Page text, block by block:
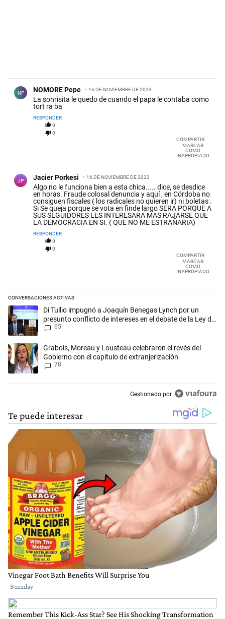
NP NOMORE Pepe 16 DE NOVIEMBRE DE 2023
La sonrisita le quedo de cuando el papa le contaba como
tort ra ba
RESPONDER
0
0
COMPARTIR
MARCAR
COMO
INAPROPIADO
JP Jacier Porkesi 16 DE NOVIEMBRE DE 2023
Algo no le funciona bien a esta chica..... dice, se desdice
en horas. Fraude colosal denuncia y aquí , en Córdoba no
consiguen fiscales ( los radicales no quieren ir) ni boletas .
Si Se queja porque se vota en finde largo SERA PORQUE A
SUS SEGUIDORES LES INTERESARA MAS RAJARSE QUE
LA DEMOCRACIA EN SI. ( QUE NO ME ESTRAÑARIA)
RESPONDER
0
0
COMPARTIR
MARCAR
COMO
INAPROPIADO
CONVERSACIONES ACTIVAS
Este listado muestra los artículos con más comentarios en los
Un artículo de tendencia con el título "Di Tullio impugnó a Joaquín
Di Tullio impugnó a Joaquín Benegas Lynch por un
presunto conflicto de intereses en el debate de la Ley de
Tierras
65
Un artículo de tendencia con el título "Grabois, Moreau y Lousteau
Grabois, Moreau y Lousteau celebraron el revés del
Gobierno con el capítulo de extranjerización
78
Gestionado por